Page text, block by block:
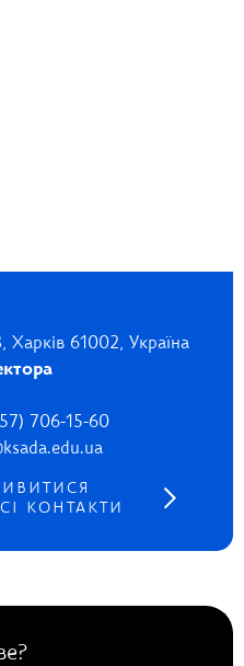
Харків 61002, Україна
706-15-60
КОНТАКТИ